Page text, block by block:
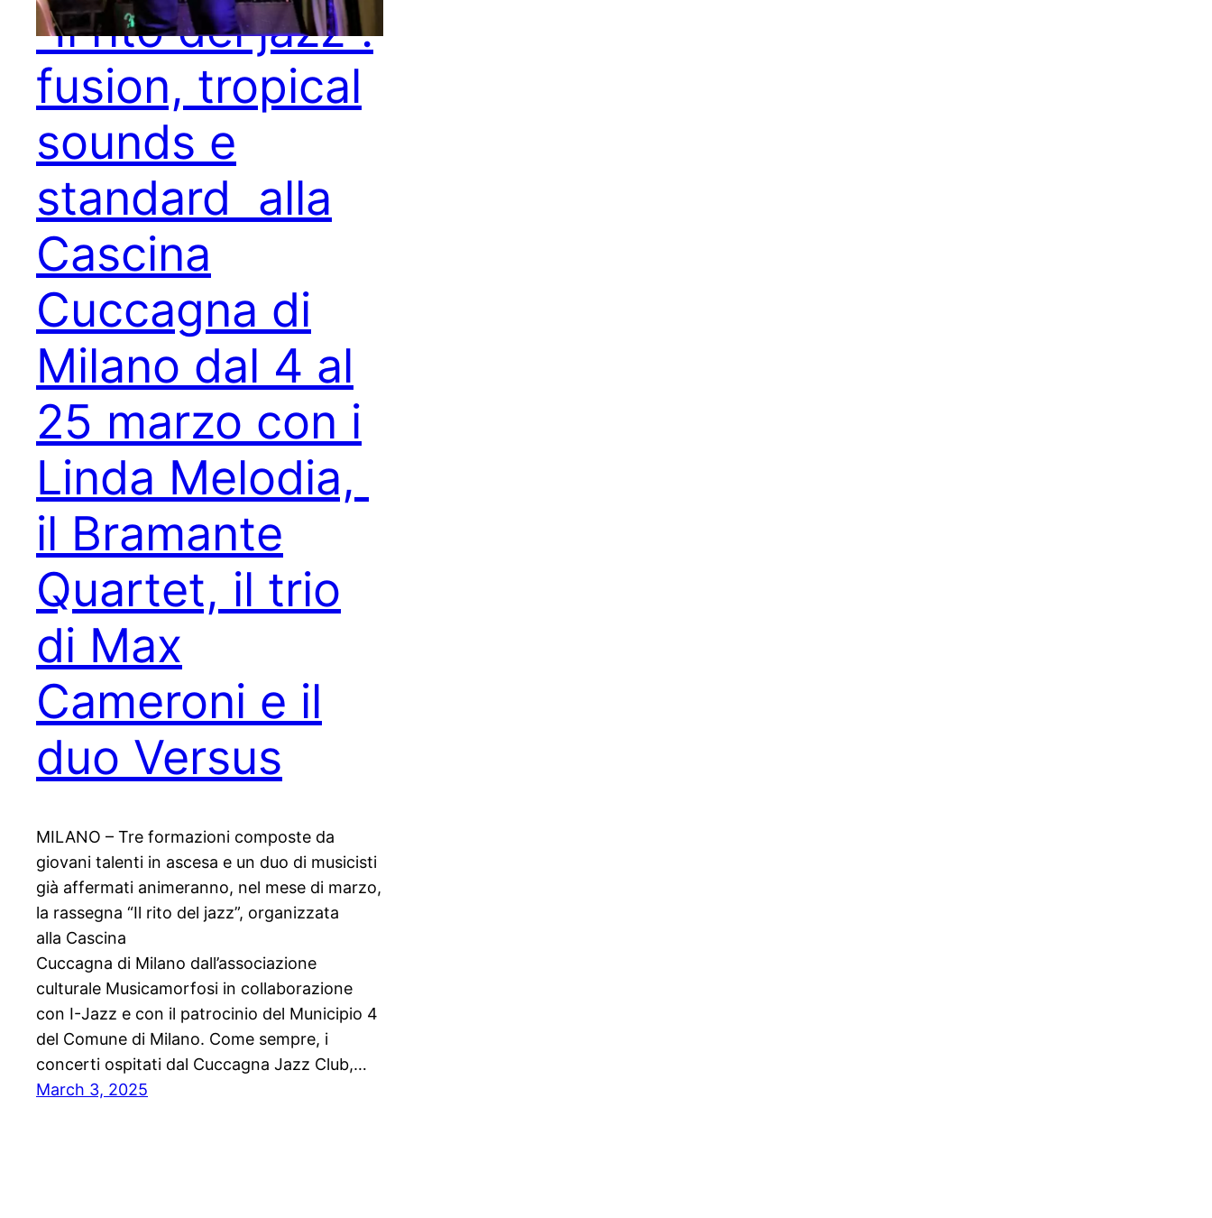
“Il rito del jazz”:
fusion, tropical
sounds e
standard alla
Cascina
Cuccagna di
Milano dal 4 al
25 marzo con i
Linda Melodia,
il Bramante
Quartet, il trio
di Max
Cameroni e il
duo Versus
MILANO – Tre formazioni composte da
giovani talenti in ascesa e un duo di musicisti
già affermati animeranno, nel mese di marzo,
la rassegna “Il rito del jazz”, organizzata
alla Cascina
Cuccagna di Milano dall’associazione
culturale Musicamorfosi in collaborazione
con I-Jazz e con il patrocinio del Municipio 4
del Comune di Milano. Come sempre, i
concerti ospitati dal Cuccagna Jazz Club,…
March 3, 2025